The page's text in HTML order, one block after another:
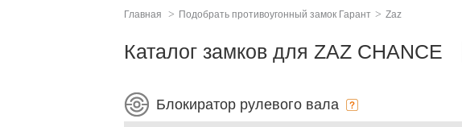
Главная > Подобрать противоугонный замок Гарант > Zaz
Каталог замков для ZAZ CHANCE
Блокиратор рулевого вала